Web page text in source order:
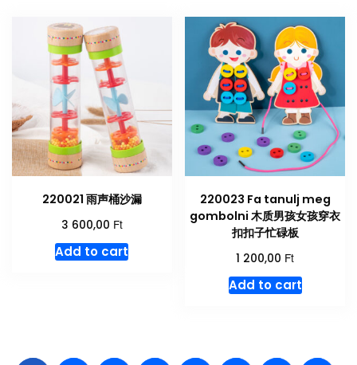
220021 雨声桶沙漏
3 600,00 Ft
Add to cart
220023 Fa tanulj meg
gombolni 木质男孩女孩穿衣
扣扣子忙碌板
1 200,00 Ft
Add to cart